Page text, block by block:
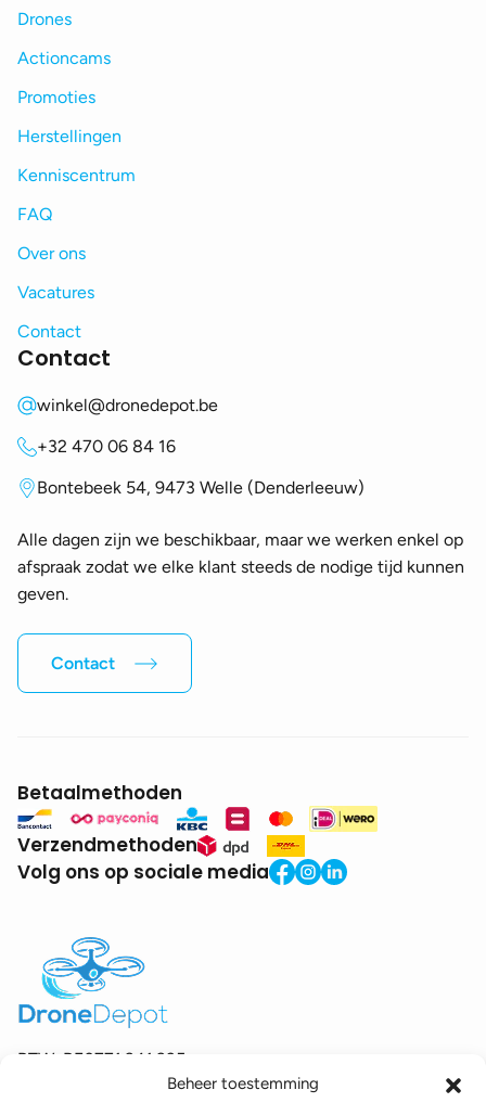
Beheer toestemming
Drones
Actioncams
Promoties
Herstellingen
Kenniscentrum
FAQ
Over ons
Vacatures
Contact
Contact
winkel@dronedepot.be
+32 470 06 84 16
Bontebeek 54, 9473 Welle (Denderleeuw)
Alle dagen zijn we beschikbaar, maar we werken enkel op
afspraak zodat we elke klant steeds de nodige tijd kunnen
geven.
Contact
Betaalmethoden
Verzendmethoden
Volg ons op sociale media
BTW: BE0771.941.935
© 2025 DroneDepot. Alle rechten voorbehouden.